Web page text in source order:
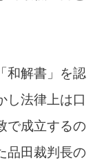
和解書」を認
し法律上は口
で成立するの
品田裁判長の